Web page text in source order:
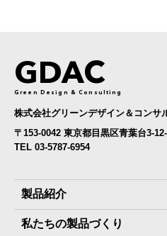
GDAC
Green Design & Consulting
株式会社グリーンデザイン＆コンサ
〒153-0042 東京都目黒区青葉台3-
TEL 03-5787-6954
製品紹介
みんなの保存⾷
私たちの製品づくり